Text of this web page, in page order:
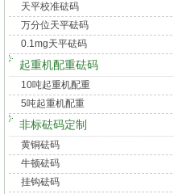
天平校准砝码
万分位天平砝码
0.1mg天平砝码
起重机配重砝码
10吨起重机配重
5吨起重机配重
非标砝码定制
黄铜砝码
牛顿砝码
挂钩砝码